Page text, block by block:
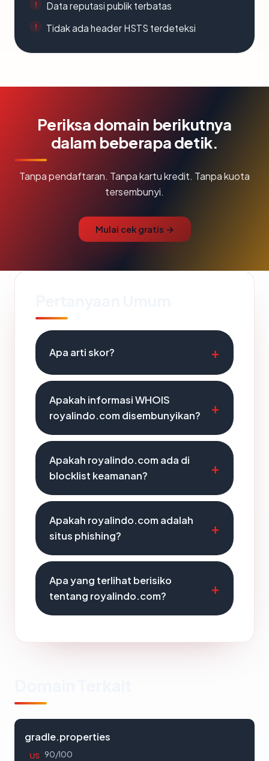
Data reputasi publik terbatas
Tidak ada header HSTS terdeteksi
Periksa domain berikutnya
dalam beberapa detik.
Tanpa pendaftaran. Tanpa kartu kredit. Tanpa kuota
tersembunyi.
Mulai cek gratis →
Apa arti skor?
Apakah informasi WHOIS
royalindo.com disembunyikan?
Apakah royalindo.com ada di
blocklist keamanan?
Apakah royalindo.com adalah
situs phishing?
Apa yang terlihat berisiko
tentang royalindo.com?
gradle.properties
US 90/100